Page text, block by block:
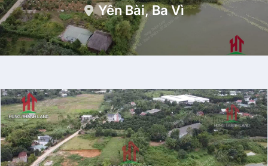
Yên Bài, Ba Vì